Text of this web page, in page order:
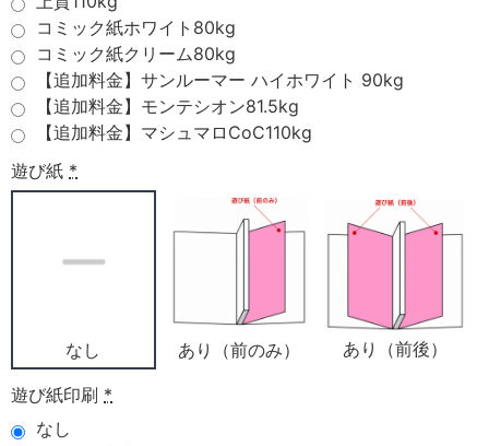
コミック紙ホワイト80kg
コミック紙クリーム80kg
【追加料金】サンルーマー ハイホワイト 90kg
【追加料金】モンテシオン81.5kg
【追加料金】マシュマロCoC110kg
遊び紙 *
なし あり（前のみ） あり（前後）
遊び紙印刷 *
なし